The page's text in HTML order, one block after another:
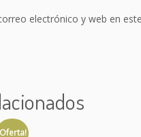
electrónico y web en